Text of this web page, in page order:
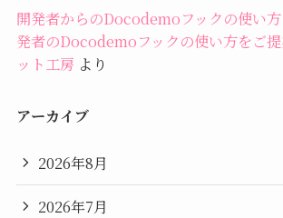
開発者からのDocodemoフックの使い
発者のDocodemoフックの使い方をご
ット工房 より
アーカイブ
2026年8月
2026年7月